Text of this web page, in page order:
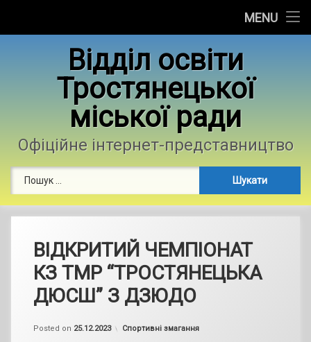
MENU
Контакти
Фотогалерея
Відділ освіти
Тростянецької
міської ради
Офіційне інтернет-представництво
ВІДКРИТИЙ ЧЕМПІОНАТ
КЗ ТМР “ТРОСТЯНЕЦЬКА
ДЮСШ” З ДЗЮДО
Posted on 25.12.2023
by
Categories:
Спортивні змагання